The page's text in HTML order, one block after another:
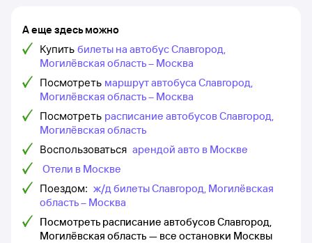
А еще здесь можно
Купить билеты на автобус Славгород,
Могилёвская область – Москва
Посмотреть маршрут автобуса Славгород,
Могилёвская область – Москва
Посмотреть расписание автобусов Славгород,
Могилёвская область
Воспользоваться арендой авто в Москве
Отели в Москве
Поездом: ж/д билеты Славгород, Могилёвская
область – Москва
Посмотреть расписание автобусов Славгород,
Могилёвская область — все остановки Москвы